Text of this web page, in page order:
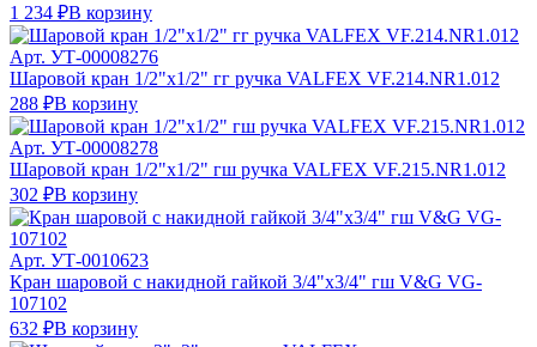
1 234 ₽В корзину
Арт. УТ-00008276
Шаровой кран 1/2"х1/2" гг ручка VALFEX VF.214.NR1.012
288 ₽В корзину
Арт. УТ-00008278
Шаровой кран 1/2"х1/2" гш ручка VALFEX VF.215.NR1.012
302 ₽В корзину
Арт. УТ-0010623
Кран шаровой с накидной гайкой 3/4"х3/4" гш V&G VG-
107102
632 ₽В корзину